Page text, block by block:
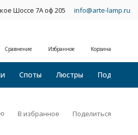
Шоссе 7А оф 205 info@arte-lamp.ru
Сравнение Избранное Корзина
Споты Люстры Подвесные
В избранное Поделиться